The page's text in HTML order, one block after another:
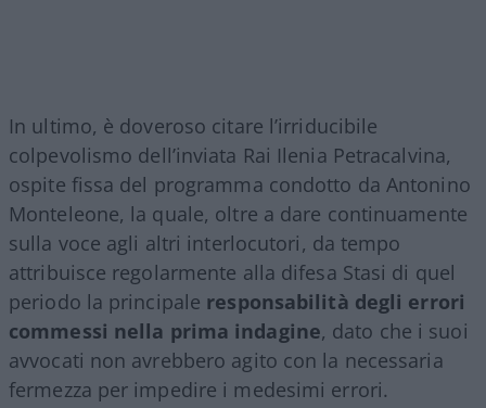
In ultimo, è doveroso citare l’irriducibile
colpevolismo dell’inviata Rai Ilenia Petracalvina,
ospite fissa del programma condotto da Antonino
Monteleone, la quale, oltre a dare continuamente
sulla voce agli altri interlocutori, da tempo
attribuisce regolarmente alla difesa Stasi di quel
periodo la principale responsabilità degli errori
commessi nella prima indagine, dato che i suoi
avvocati non avrebbero agito con la necessaria
fermezza per impedire i medesimi errori.